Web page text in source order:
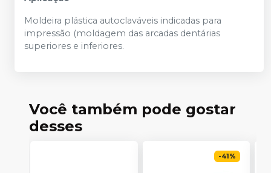
Moldeira plástica autoclaváveis indicadas para
impressão (moldagem das arcadas dentárias
superiores e inferiores.
Você também pode gostar
desses
-41%